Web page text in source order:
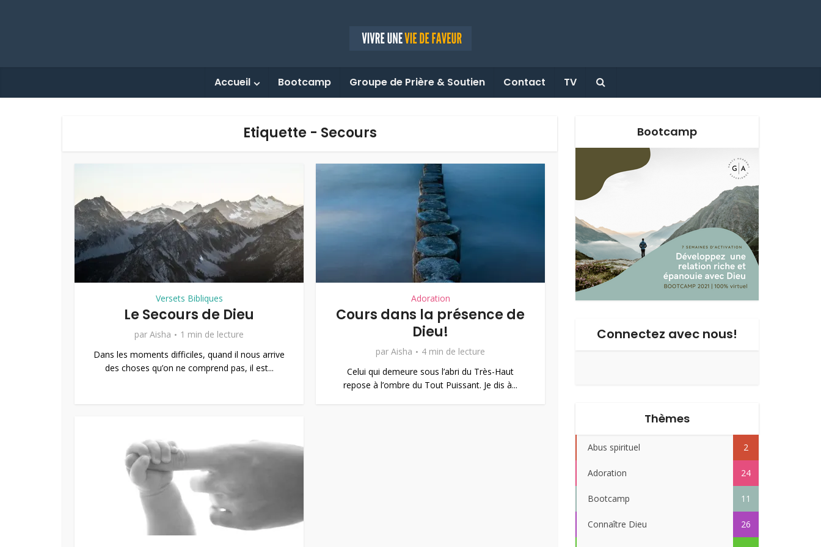
Accueil Bootcamp Groupe de Prière & Soutien Contact TV
Etiquette - Secours
Versets Bibliques
Le Secours de Dieu
par Aisha
1 min de lecture
Dans les moments difficiles, quand il nous arrive
des choses qu’on ne comprend pas, il est...
Adoration
Cours dans la présence de
Dieu!
par Aisha
4 min de lecture
Celui qui demeure sous l’abri du Très-Haut
repose à l’ombre du Tout Puissant. Je dis à...
Bootcamp
Connectez avec nous!
Thèmes
Abus spirituel 2
Adoration 24
Bootcamp 11
Connaître Dieu 26